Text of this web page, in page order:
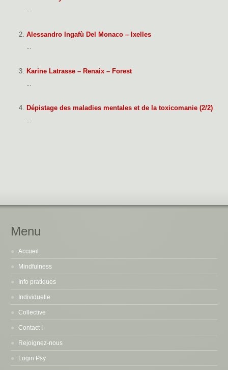
Alessandro Ingafù Del Monaco – Ixelles
Karine Latrasse – Renaix – Forest
Dépistage des maladies mentales et de la toxicomanie (2/2)
Menu
Accueil
Mindfulness
Info pratiques
Individuelle
Collective
Contact !
Rejoignez-nous
Login Psy